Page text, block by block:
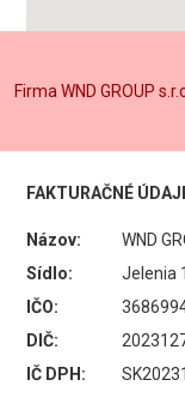
Firma WND GROUP
FAKTURAČNÉ
Názov:
WND
Sídlo:
Jelenia
IČO:
DIČ:
IČ DPH: